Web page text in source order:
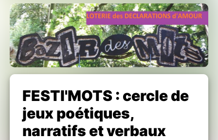
FESTI'MOTS : cercle de
jeux poétiques,
narratifs et verbaux